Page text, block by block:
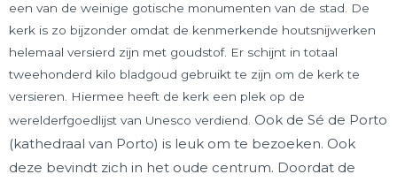
een van de weinige gotische monumenten van de stad. De
kerk is zo bijzonder omdat de kenmerkende houtsnijwerken
helemaal versierd zijn met goudstof. Er schijnt in totaal
tweehonderd kilo bladgoud gebruikt te zijn om de kerk te
versieren. Hiermee heeft de kerk een plek op de
werelderfgoedlijst van Unesco verdiend. Ook de Sé de Porto
(kathedraal van Porto) is leuk om te bezoeken. Ook
deze bevindt zich in het oude centrum. Doordat de